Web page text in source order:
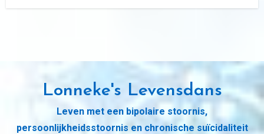
Lonneke's Levensdans
Leven met een bipolaire stoornis,
persoonlijkheidsstoornis en chronische suïcidaliteit